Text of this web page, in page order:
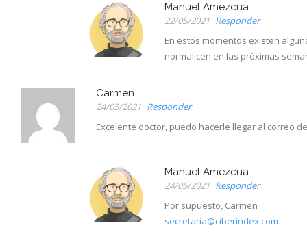
Manuel Amezcua
22/05/2021 Responder
En estos momentos existen
normalicen en las próximas
Carmen
24/05/2021 Responder
Excelente doctor, puedo hacerle llegar al correo
Manuel Amezcua
24/05/2021 Responder
Por supuesto, Carmen
secretaria@ciberindex.com